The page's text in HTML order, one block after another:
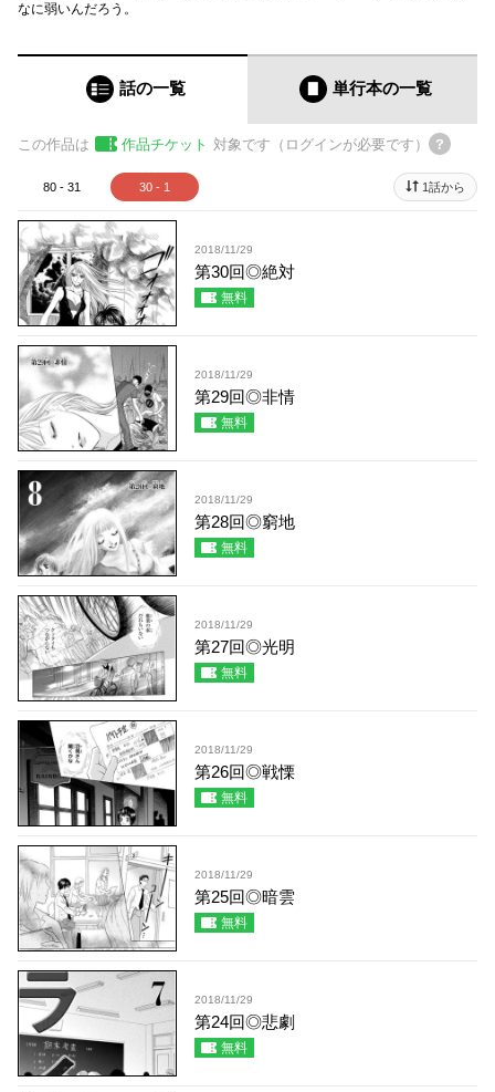
なに弱いんだろう。
話の一覧 単行本の一覧
この作品は 作品チケット 対象です（ログインが必要です）
80 - 31 30 - 1 1話から
2018/11/29
第30回◎絶対
無料
2018/11/29
第29回◎非情
無料
2018/11/29
第28回◎窮地
無料
2018/11/29
第27回◎光明
無料
2018/11/29
第26回◎戦慄
無料
2018/11/29
第25回◎暗雲
無料
2018/11/29
第24回◎悲劇
無料